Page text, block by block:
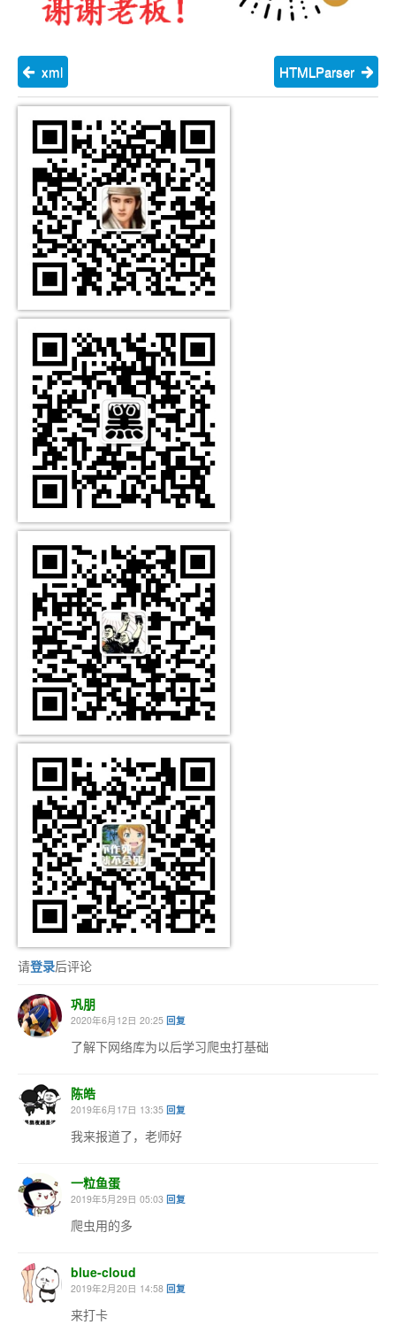
xml HTMLParser
请登录后评论
巩朋
2020年6月12日 20:25 回复
了解下网络库为以后学习爬虫打基础
陈皓
2019年6月17日 13:35 回复
我来报道了，老师好
一粒鱼蛋
2019年5月29日 05:03 回复
爬虫用的多
blue-cloud
2019年2月20日 14:58 回复
来打卡